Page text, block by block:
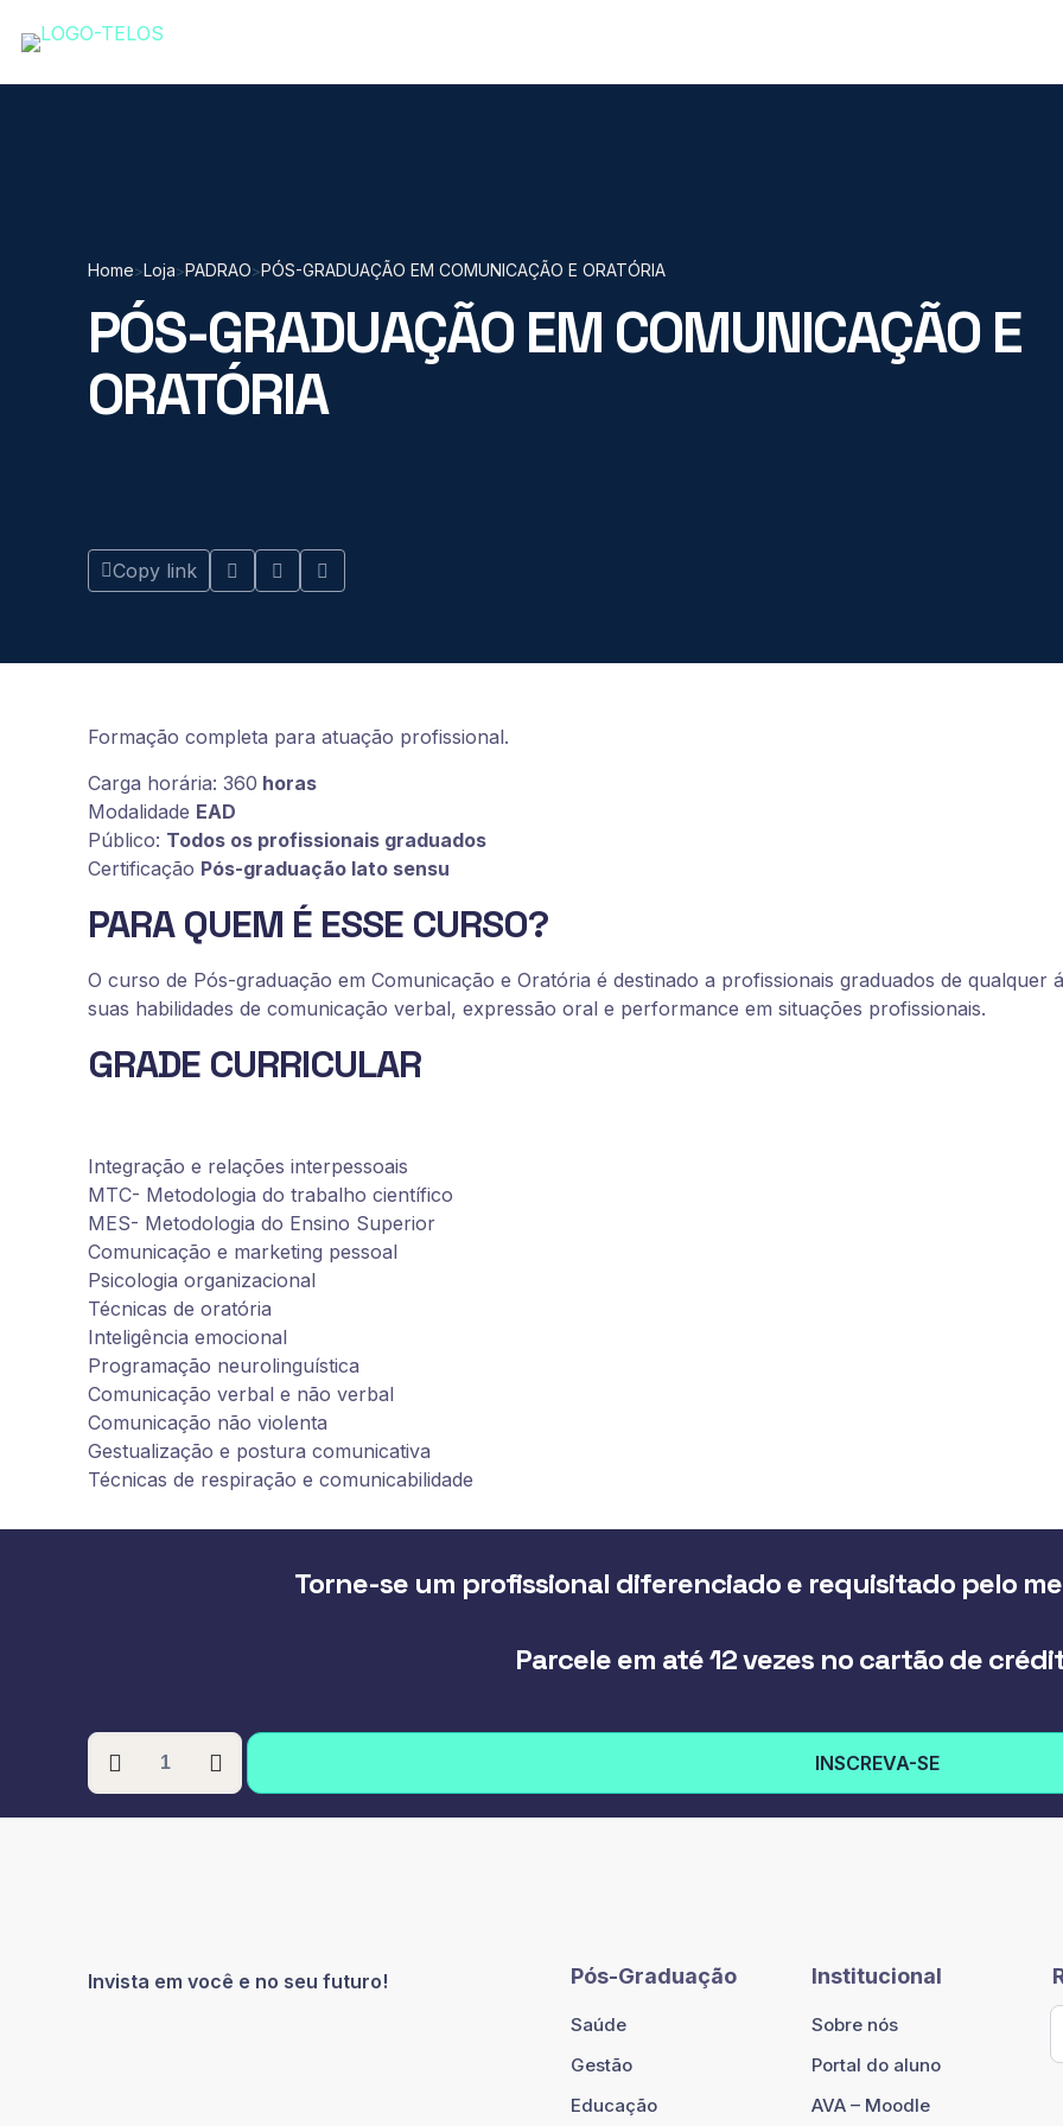
Home>Loja>PADRAO>PÓS-GRADUAÇÃO EM COMUNICAÇÃO E ORATÓRIA
PÓS-GRADUAÇÃO EM COMUNICAÇÃO E
ORATÓRIA
Copy link
Formação completa para atuação profissional.
Carga horária: 360 horas
Modalidade EAD
Público: Todos os profissionais graduados
Certificação Pós-graduação lato sensu
PARA QUEM É ESSE CURSO?
O curso de Pós-graduação em Comunicação e Oratória é destinado a profissionais graduados de
suas habilidades de comunicação verbal, expressão oral e performance em situações profissionais.
GRADE CURRICULAR
Integração e relações interpessoais
MTC- Metodologia do trabalho científico
MES- Metodologia do Ensino Superior
Comunicação e marketing pessoal
Psicologia organizacional
Técnicas de oratória
Inteligência emocional
Programação neurolinguística
Comunicação verbal e não verbal
Comunicação não violenta
Gestualização e postura comunicativa
Técnicas de respiração e comunicabilidade
Torne-se um profissional diferenciado e requisitado pelo
Parcele em até 12 vezes no cartão de
PÓS-
GRADUAÇÃO
INSCREVA-SE
Invista em você e no seu futuro! Pós-Graduação
Saúde
Gestão
Educação
Institucional
Sobre nós
Portal do aluno
AVA – Moodle